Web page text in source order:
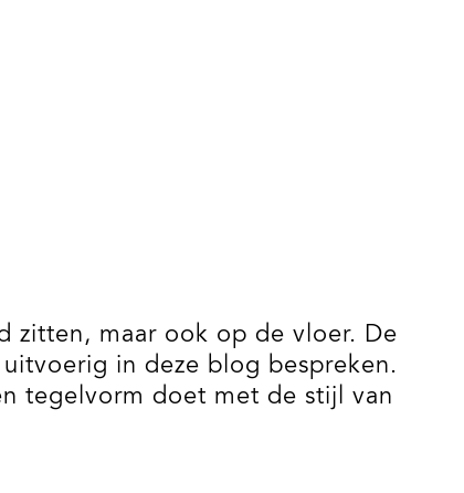
zitten, maar ook op de vloer. De
in deze blog bespreken.
tegelvorm doet met de stijl van